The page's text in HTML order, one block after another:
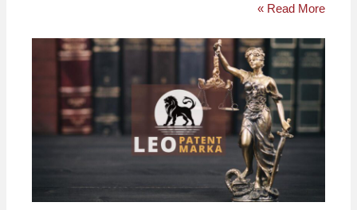
Read More »